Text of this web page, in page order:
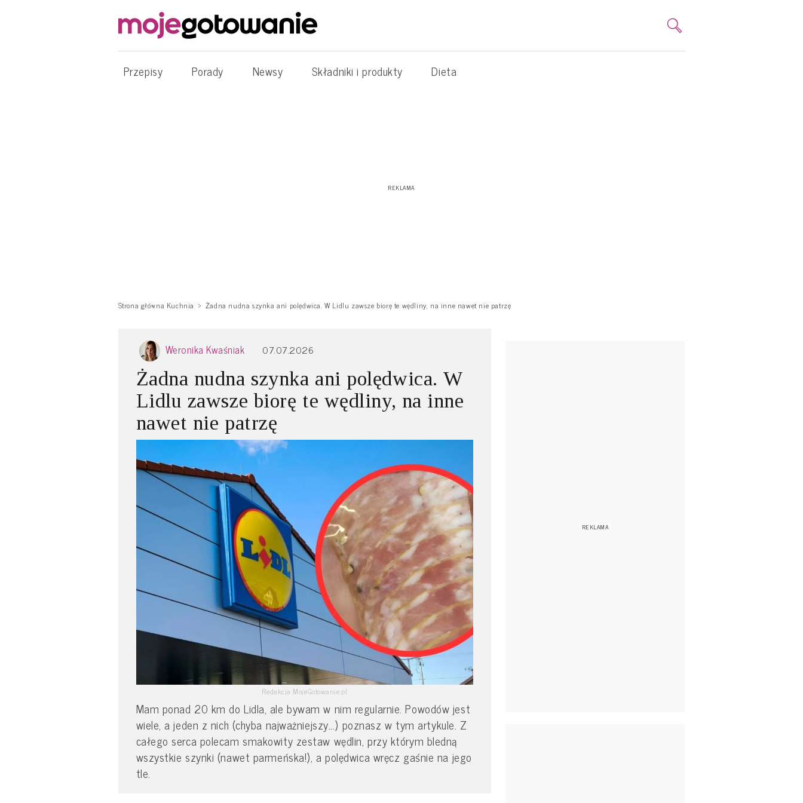
Przepisy Porady Newsy Składniki i produkty Dieta
Strona główna Kuchnia Żadna nudna szynka ani polędwica. W Lidlu zawsze biorę te wędliny, na inne nawet nie patrzę
Weronika Kwaśniak 07.07.2026
Żadna nudna szynka ani polędwica. W
Lidlu zawsze biorę te wędliny, na inne
nawet nie patrzę
Redakcja MojeGotowanie.pl
Mam ponad 20 km do Lidla, ale bywam w nim regularnie. Powodów jest
wiele, a jeden z nich (chyba najważniejszy...) poznasz w tym artykule. Z
całego serca polecam smakowity zestaw wędlin, przy którym bledną
wszystkie szynki (nawet parmeńska!), a polędwica wręcz gaśnie na jego
tle.